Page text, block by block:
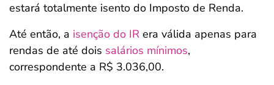
estará totalmente isento do Imposto de Renda.
Até então, a isenção do IR era válida apenas para
rendas de até dois salários mínimos,
correspondente a R$ 3.036,00.